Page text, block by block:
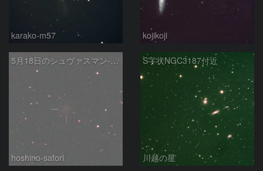
karako-m57 kojikoji
5月18日のシュヴァスマン-ヴァハマン第1彗星（29P）
hoshino-satori
S字状NGC3187付近
川越の星